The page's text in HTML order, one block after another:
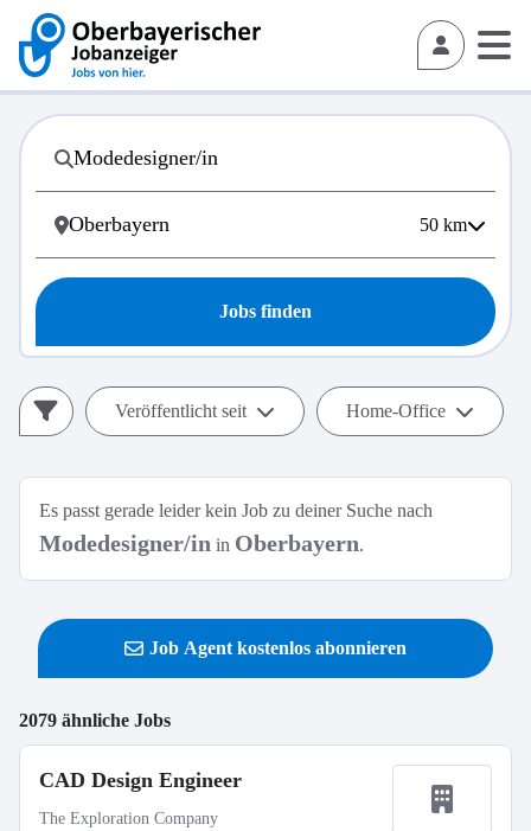
50 km
Jobs finden
Veröffentlicht seit Home-Office
Es passt gerade leider kein Job zu deiner Suche nach
Modedesigner/in in Oberbayern.
Job Agent kostenlos abonnieren
2079 ähnliche Jobs
CAD Design Engineer
The Exploration Company